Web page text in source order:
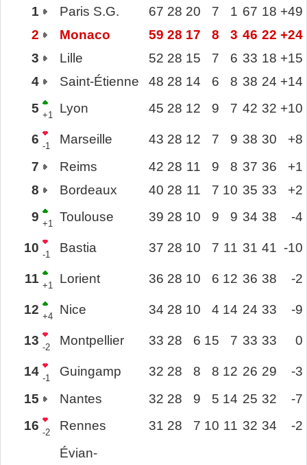
1
Paris S.G. 67 28 20 7 1 67 18 +49
2
Monaco 59 28 17 8 3 46 22 +24
3
Lille 52 28 15 7 6 33 18 +15
4
Saint-Étienne 48 28 14 6 8 38 24 +14
5 +1 Lyon 45 28 12 9 7 42 32 +10
6 -1 Marseille 43 28 12 7 9 38 30
+8
7
Reims 42 28 11 9 8 37 36
+1
8
Bordeaux 40 28 11 7 10 35 33
+2
9 +1 Toulouse 39 28 10 9 9 34 38 -4
10 -1 Bastia 37 28 10 7 11 31 41 -10
11 +1 Lorient 36 28 10 6 12 36 38 -2
12 +4 Nice 34 28 10 4 14 24 33 -9
13 -2 Montpellier 33 28 6 15 7 33 33 0
14 -1 Guingamp 32 28 8 8 12 26 29
-3
15
Nantes 32 28 9 5 14 25 32
-7
16 -2 Rennes 31 28 7 10 11 32 34 -2
Évian-